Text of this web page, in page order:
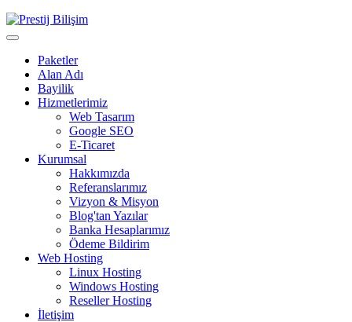
Paketler
Alan Adı
Bayilik
Hizmetlerimiz
Web Tasarım
Google SEO
E-Ticaret
Kurumsal
Hakkımızda
Referanslarımız
Vizyon & Misyon
Blog'tan Yazılar
Banka Hesaplarımız
Ödeme Bildirim
Web Hosting
Linux Hosting
Windows Hosting
Reseller Hosting
İletişim